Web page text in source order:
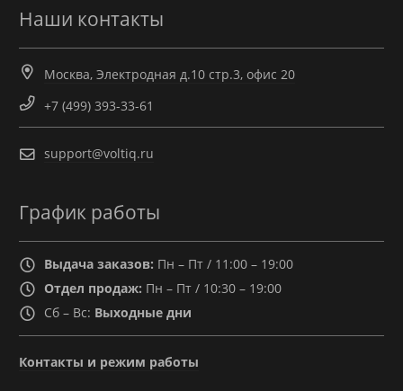
Наши контакты
Москва, Электродная д.10 стр.3, офис 20
+7 (499) 393-33-61
support@voltiq.ru
График работы
Выдача заказов: Пн – Пт / 11:00 – 19:00
Отдел продаж: Пн – Пт / 10:30 – 19:00
Сб – Вс: Выходные дни
Контакты и режим работы